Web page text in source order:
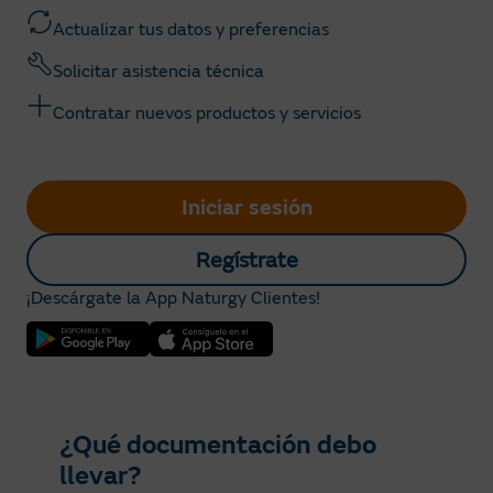
Actualizar tus datos y preferencias
Solicitar asistencia técnica
Contratar nuevos productos y servicios
Iniciar sesión
Regístrate
¡Descárgate la App Naturgy Clientes!
¿Qué documentación debo
llevar?